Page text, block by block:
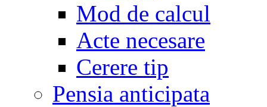
Mod de calcul
Acte necesare
Cerere tip
Pensia anticipata